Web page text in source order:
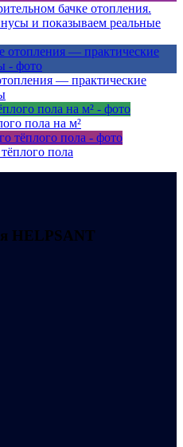
бачке отопления.
и показываем реальные
— практические
пола на м²
пола
HELPSANT